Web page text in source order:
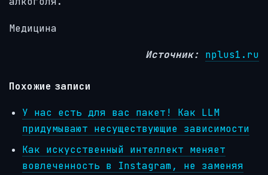
Медицина
Источник: nplus1.ru
Похожие записи
У нас есть для вас пакет! Как LLM
придумывают несуществующие зависимости
Как искусственный интеллект меняет
вовлеченность в Instagram, не заменяя